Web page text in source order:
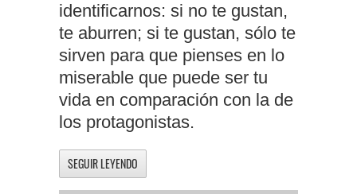
identificarnos: si no te gustan,
te aburren; si te gustan, sólo te
sirven para que pienses en lo
miserable que puede ser tu
vida en comparación con la de
los protagonistas.
SEGUIR LEYENDO